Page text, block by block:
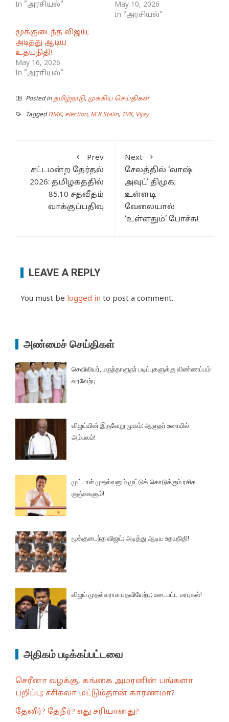
In "அரசியல்"
May 10, 2026
In "அரசியல்"
மூக்குடைந்த விஜய்;
அடித்து ஆடிய
உதயநிதி!
May 16, 2026
In "அரசியல்"
Posted in தமிழ்நாடு, முக்கிய செய்திகள்
TaggedDMK, election, M.K.Stalin, TVK, Vijay
Prev
சட்டமன்ற தேர்தல்
2026: தமிழகத்தில்
85.10 சதவீதம்
வாக்குப்பதிவு
Next
சேலத்தில் ‘வாஷ்
அவுட்’ திமுக;
உள்ளடி
வேலையால்
‘உள்ளதும்’ போச்சு!
LEAVE A REPLY
You must be logged in to post a comment.
அண்மைச் செய்திகள்
செவிலியர், மருந்தாளுநர் படிப்புகளுக்கு விண்ணப்பம்
வரவேற்பு
விஜய்யின் இருவேறு முகம்; ஆளுநர் உரையில்
அம்பலம்!
முட்டாள் முதல்வனும் முட்டுக் கொடுக்கும் ரசிக
குஞ்சுகளும்!
மூக்குடைந்த விஜய்; அடித்து ஆடிய உதயநிதி!
விஜய் முதல்வராக பதவியேற்பு; உடைபட்ட மரபுகள்!
அதிகம் படிக்கப்பட்டவை
செரீனா வழக்கு, கங்கை அமரனின் பங்களா
பறிப்பு; சசிகலா மட்டும்தான் காரணமா?
தேனீர்? தேநீர்? எது சரியானது?